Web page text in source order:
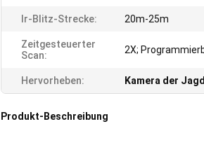
Ir-Blitz-Strecke: 20m-25m
Zeitgesteuerter
Scan:
2X;
Hervorheben: Kamera der
Produkt-Beschreibung